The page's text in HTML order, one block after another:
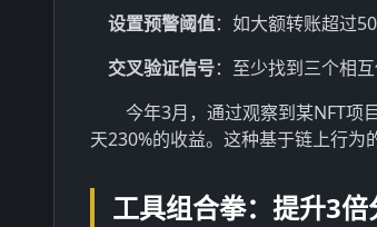
设置预警阈值：如大额转账超过
交叉验证信号：至少找到三个相
今年3月，通过观察到某NFT项
天230%的收益。这种基于链上行为
工具组合拳：提升3